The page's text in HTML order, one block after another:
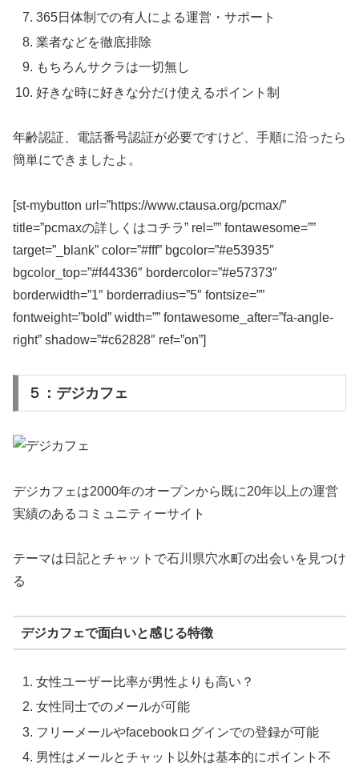
365日体制での有人による運営・サポート
業者などを徹底排除
もちろんサクラは一切無し
好きな時に好きな分だけ使えるポイント制
年齢認証、電話番号認証が必要ですけど、手順に沿ったら
簡単にできましたよ。
[st-mybutton url=”https://www.ctausa.org/pcmax/”
title=”pcmaxの詳しくはコチラ” rel=”” fontawesome=””
target=”_blank” color=”#fff” bgcolor=”#e53935″
bgcolor_top=”#f44336″ bordercolor=”#e57373″
borderwidth=”1″ borderradius=”5″ fontsize=””
fontweight=”bold” width=”” fontawesome_after=”fa-angle-
right” shadow=”#c62828″ ref=”on”]
５：デジカフェ
デジカフェは2000年のオープンから既に20年以上の運営
実績のあるコミュニティーサイト
テーマは日記とチャットで石川県穴水町の出会いを見つけ
る
デジカフェで面白いと感じる特徴
女性ユーザー比率が男性よりも高い？
女性同士でのメールが可能
フリーメールやfacebookログインでの登録が可能
男性はメールとチャット以外は基本的にポイント不